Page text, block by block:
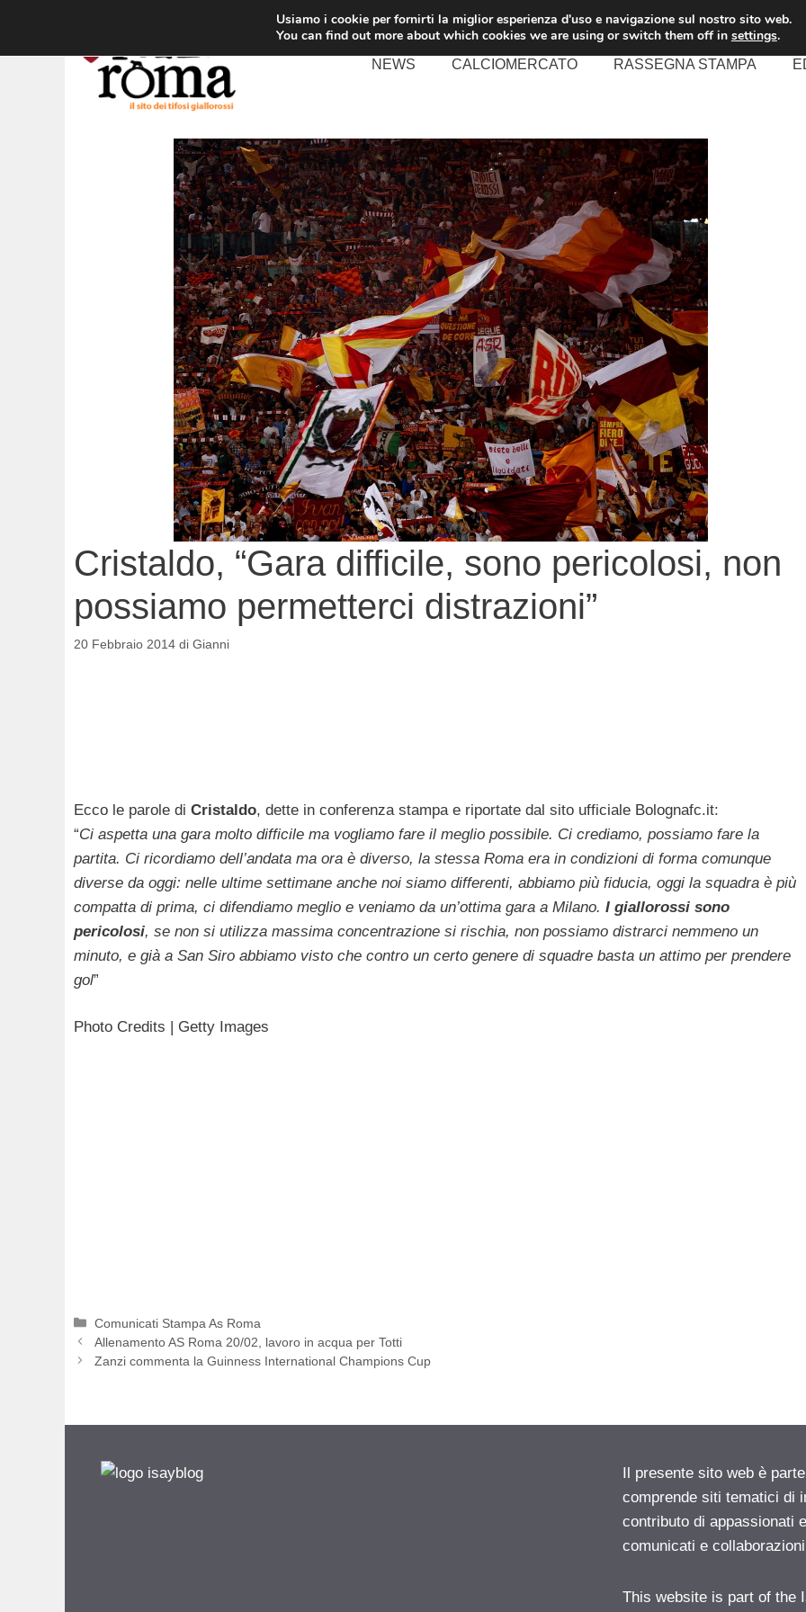
contenuto
NEWS CALCIOMERCATO RASSEGNA STAMPA
Cristaldo, “Gara difficile, sono pericolosi, non
possiamo permetterci distrazioni”
20 Febbraio 2014 di Gianni
Ecco le parole di Cristaldo, dette in conferenza stampa e riportate dal sito ufficiale Bolognafc.it:
“Ci aspetta una gara molto difficile ma vogliamo fare il meglio possibile. Ci crediamo, possiamo fare la
partita. Ci ricordiamo dell’andata ma ora è diverso, la stessa Roma era in condizioni di forma comunque
diverse da oggi: nelle ultime settimane anche noi siamo differenti, abbiamo più fiducia, oggi la squadra è più
compatta di prima, ci difendiamo meglio e veniamo da un’ottima gara a Milano. I giallorossi sono
pericolosi, se non si utilizza massima concentrazione si rischia, non possiamo distrarci nemmeno un
minuto, e già a San Siro abbiamo visto che contro un certo genere di squadre basta un attimo per prendere
gol”
Photo Credits | Getty Images
Categorie
Comunicati Stampa As Roma
Allenamento AS Roma 20/02, lavoro in acqua per Totti
Zanzi commenta la Guinness International Champions Cup
Il presente sito web è
comprende siti tematici di
contributo di appassionati
comunicati e
This website is part of the
Usiamo i cookie per fornirti la miglior esperienza d'uso e navigazione sul nostro sito web.
You can find out more about which cookies we are using or switch them off in settings.